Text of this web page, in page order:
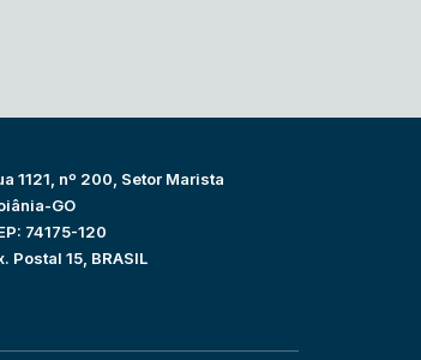
1121, nº 200, Setor Marista
GO
74175-120
Postal 15, BRASIL